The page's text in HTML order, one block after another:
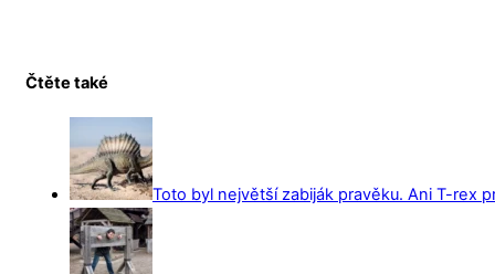
Čtěte také
Toto byl největší zabiják pravěku. Ani T-rex